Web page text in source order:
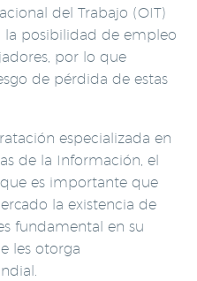
del Trabajo (OIT)
la posibilidad de empleo
por lo que
de pérdida de estas
especializada en
de la Información, el
es importante que
la existencia de
fundamental en su
les otorga